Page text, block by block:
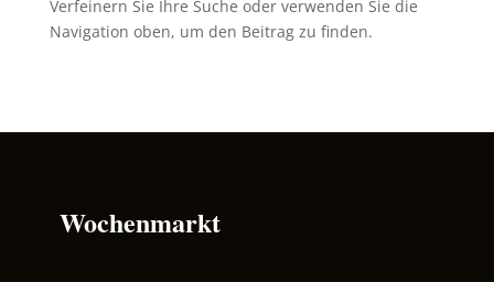
Verfeinern Sie Ihre Suche oder verwenden Sie die
Navigation oben, um den Beitrag zu finden.
Wochenmarkt